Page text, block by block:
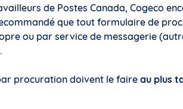
de Postes Canada, Cogeco
que tout formulaire de
ou par service de messagerie
procuration doivent le faire au plus